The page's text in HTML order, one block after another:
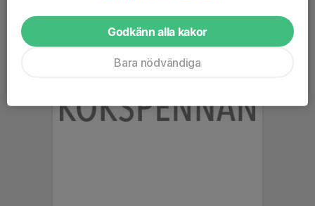
Godkänn alla kakor
Bara nödvändiga